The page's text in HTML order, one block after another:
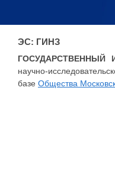
ЭС: ГИНЗ
ГОСУДАРСТВЕННЫЙ
научно-
базе Общества